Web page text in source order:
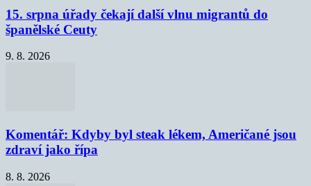
15. srpna úřady čekají další vlnu migrantů do
španělské Ceuty
9. 8. 2026
Komentář: Kdyby byl steak lékem, Američané jsou
zdraví jako řípa
8. 8. 2026